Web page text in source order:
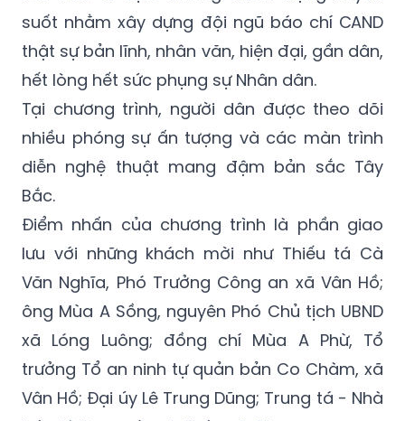
suốt nhằm xây dựng đội ngũ báo chí CAND
thật sự bản lĩnh, nhân văn, hiện đại, gần dân,
hết lòng hết sức phụng sự Nhân dân.
Tại chương trình, người dân được theo dõi
nhiều phóng sự ấn tượng và các màn trình
diễn nghệ thuật mang đậm bản sắc Tây
Bắc.
Điểm nhấn của chương trình là phần giao
lưu với những khách mời như Thiếu tá Cà
Văn Nghĩa, Phó Trưởng Công an xã Vân Hồ;
ông Mùa A Sồng, nguyên Phó Chủ tịch UBND
xã Lóng Luông; đồng chí Mùa A Phừ, Tổ
trưởng Tổ an ninh tự quản bản Co Chàm, xã
Vân Hồ; Đại úy Lê Trung Dũng; Trung tá - Nhà